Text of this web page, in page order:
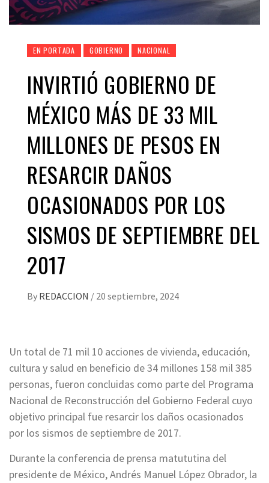
EN PORTADA GOBIERNO NACIONAL
INVIRTIÓ GOBIERNO DE
MÉXICO MÁS DE 33 MIL
MILLONES DE PESOS EN
RESARCIR DAÑOS
OCASIONADOS POR LOS
SISMOS DE SEPTIEMBRE DEL
2017
By REDACCION / 20 septiembre, 2024
Un total de 71 mil 10 acciones de vivienda, educación,
cultura y salud en beneficio de 34 millones 158 mil 385
personas, fueron concluidas como parte del Programa
Nacional de Reconstrucción del Gobierno Federal cuyo
objetivo principal fue resarcir los daños ocasionados
por los sismos de septiembre de 2017.
Durante la conferencia de prensa matututina del
presidente de México, Andrés Manuel López Obrador, la